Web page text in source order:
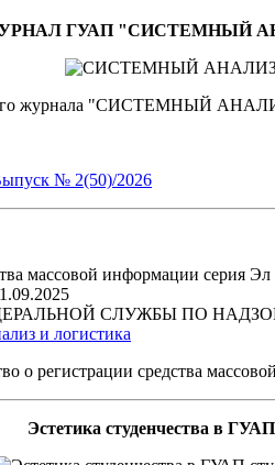
ГУАП "СИСТЕМНЫЙ
журнала "СИСТЕМНЫЙ
№ 2(50)/2026
массовой информации серия
ФЕДЕРАЛЬНОЙ СЛУЖБЫ ПО
и логистика
Эстетика студенчества в